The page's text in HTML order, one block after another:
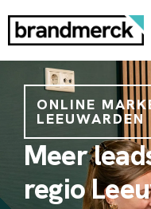
ONLINE
LEEUWARDEN
Meer
regio